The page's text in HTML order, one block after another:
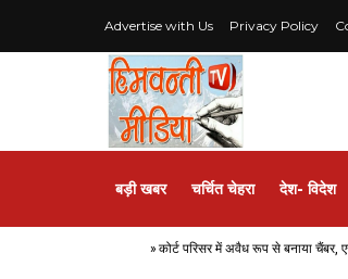
Advertise with Us Privacy Policy
बड़ी खबर चर्चित चेहरा देश- विदेश
» कोर्ट परिसर में अवैध रूप से बनाया चैंबर,